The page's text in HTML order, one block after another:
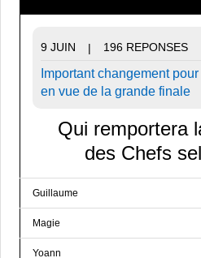
9 JUIN | 196 REPONSES
Important changement
en vue de la grande finale
Qui remportera
des Chefs
Guillaume
Magie
Yoann